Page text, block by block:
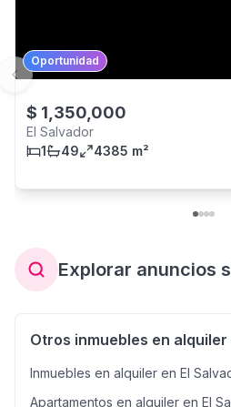
Oportunidad
$ 1,350,000
El Salvador
1
49 4385 m²
Previous slide
Explorar anuncios
Otros inmuebles en alquiler
Inmuebles en alquiler en El
Apartamentos en alquiler en El